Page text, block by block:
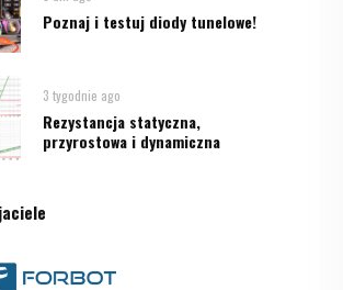
Poznaj i testuj diody tunelowe!
3 tygodnie ago
Rezystancja statyczna,
przyrostowa i dynamiczna